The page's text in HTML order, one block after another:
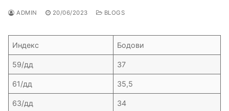
ADMIN 20/06/2023 BLOGS
Индекс Бодови
59/дд 37
61/дд 35,5
63/дд 34